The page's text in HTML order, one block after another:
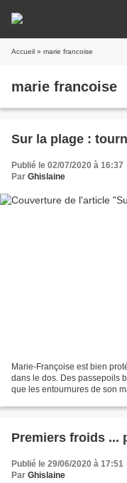
Accueil » marie francoise
marie francoise
Sur la plage :
Publié le 02/07/2020 à 16:37
Par Ghislaine
Marie-Françoise est bien
dans le dos. Des passepoils
que les entournures de son
Premiers froids ...
Publié le 29/06/2020 à 17:51
Par Ghislaine